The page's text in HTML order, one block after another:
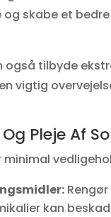
skabe et
også tilbyde
vigtig
Pleje Af
kan